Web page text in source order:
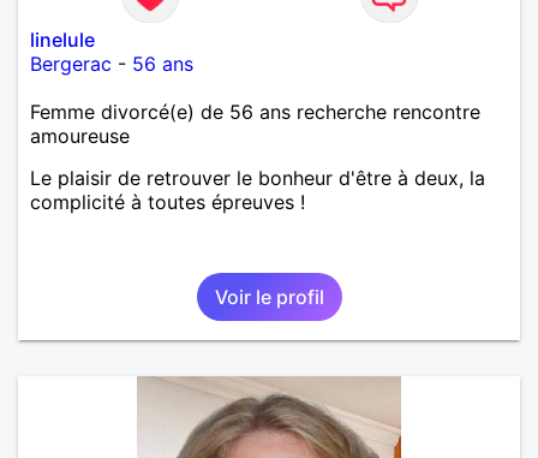
linelule
Bergerac - 56 ans
Femme divorcé(e) de 56 ans recherche rencontre
amoureuse
Le plaisir de retrouver le bonheur d'être à deux, la
complicité à toutes épreuves !
Voir le profil